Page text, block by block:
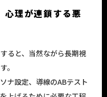
心理が連鎖する悪
ると、当然ながら長期視
。
ナ設定、導線のABテスト